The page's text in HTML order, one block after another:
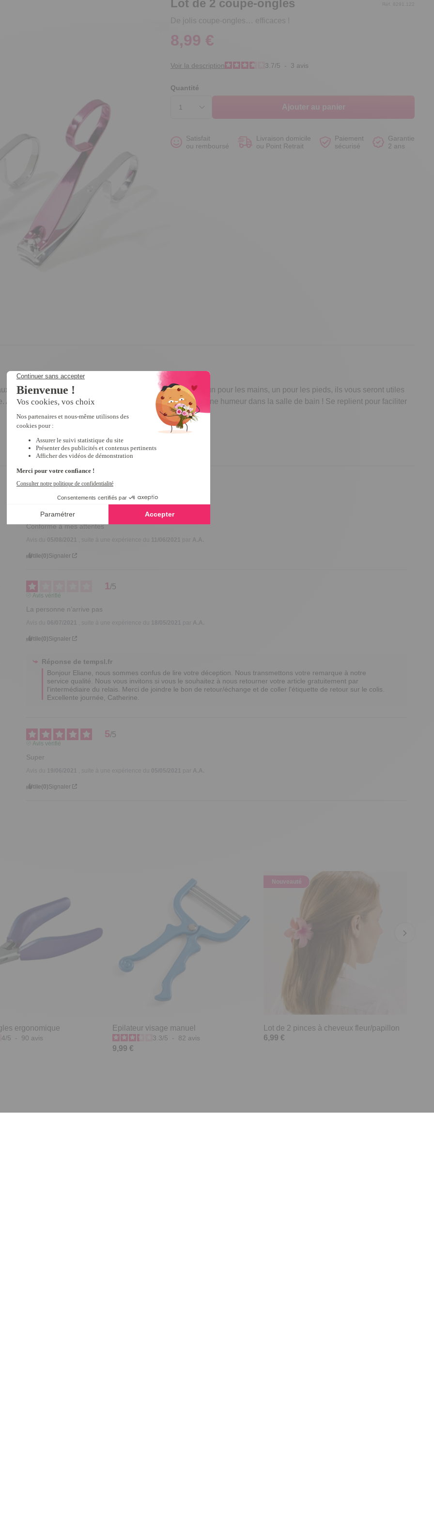
Lot de 2 coupe-ongles
De jolis coupe-ongles… efficaces !
Réf. 8291.122
8,99 €
Voir la description 3.7/5 - 3 avis
Quantité
Ajouter au panier
Satisfait
ou remboursé
Livraison domicile
ou Point Retrait
Paiement
sécurisé
Garantie
2 ans
pour vous faciliter la prise en main. Proposés en lot de 2, un pour les mains, un pour les pieds, ils vous seront utiles
Avec leur joli coloris fantaisie, ils apportent une note de bonne humeur dans la salle de bain ! Se replient pour faciliter
5/5
Avis vérifié
Conforme à mes attentes
05/08/2021 , suite à une expérience du 11/06/2021 par A.A.
Utile(0)Signaler
1/5
Avis vérifié
La personne n’arrive pas
Utile(0)Signaler
Réponse detempsl.fr
Bonjour Eliane, nous sommes confus de lire votre déception. Nous transmettons votre remarque à notre
service qualité. Nous vous invitons si vous le souhaitez à nous retourner votre article gratuitement par
l'intermédiaire du relais. Merci de joindre le bon de retour/échange et de coller l'étiquette de retour sur le colis.
Excellente journée, Catherine.
5/5
Avis vérifié
Super
Utile(0)Signaler
ergonomique
4/5 - 90 avis
Epilateur visage manuel
3.3/5 - 82 avis
9,99 €
Nouveauté
Lot de 2 pinces à cheveux fleur/papillon
6,99 €